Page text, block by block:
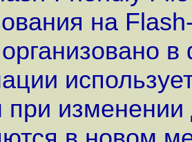
на
при